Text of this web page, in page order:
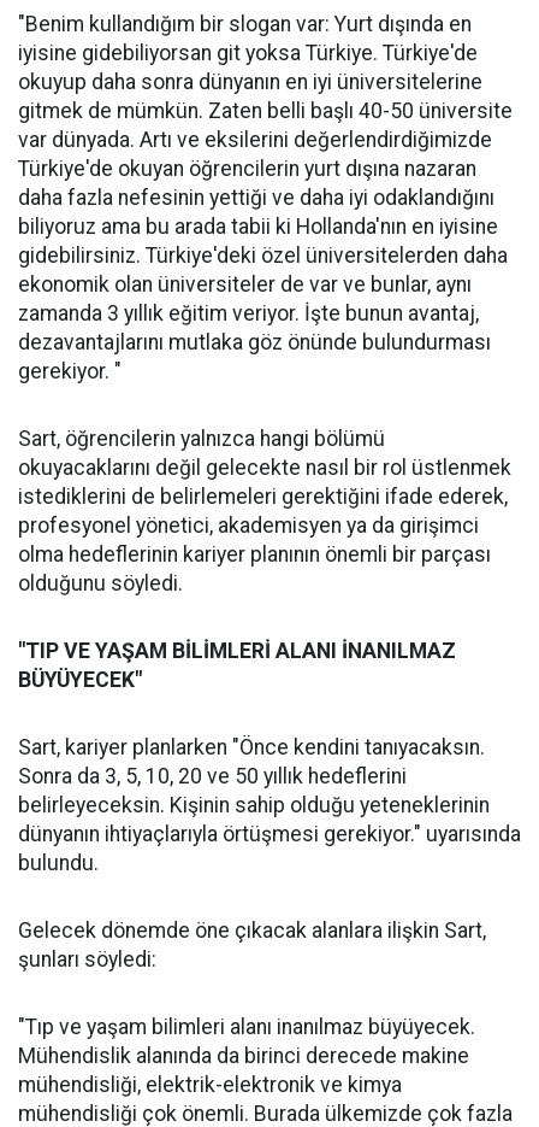
"Benim kullandığım bir slogan var: Yurt dışında en
iyisine gidebiliyorsan git yoksa Türkiye. Türkiye'de
okuyup daha sonra dünyanın en iyi üniversitelerine
gitmek de mümkün. Zaten belli başlı 40-50 üniversite
var dünyada. Artı ve eksilerini değerlendirdiğimizde
Türkiye'de okuyan öğrencilerin yurt dışına nazaran
daha fazla nefesinin yettiği ve daha iyi odaklandığını
biliyoruz ama bu arada tabii ki Hollanda'nın en iyisine
gidebilirsiniz. Türkiye'deki özel üniversitelerden daha
ekonomik olan üniversiteler de var ve bunlar, aynı
zamanda 3 yıllık eğitim veriyor. İşte bunun avantaj,
dezavantajlarını mutlaka göz önünde bulundurması
gerekiyor. "
Sart, öğrencilerin yalnızca hangi bölümü
okuyacaklarını değil gelecekte nasıl bir rol üstlenmek
istediklerini de belirlemeleri gerektiğini ifade ederek,
profesyonel yönetici, akademisyen ya da girişimci
olma hedeflerinin kariyer planının önemli bir parçası
olduğunu söyledi.
"TIP VE YAŞAM BİLİMLERİ ALANI İNANILMAZ
BÜYÜYECEK"
Sart, kariyer planlarken "Önce kendini tanıyacaksın.
Sonra da 3, 5, 10, 20 ve 50 yıllık hedeflerini
belirleyeceksin. Kişinin sahip olduğu yeteneklerinin
dünyanın ihtiyaçlarıyla örtüşmesi gerekiyor." uyarısında
bulundu.
Gelecek dönemde öne çıkacak alanlara ilişkin Sart,
şunları söyledi:
"Tıp ve yaşam bilimleri alanı inanılmaz büyüyecek.
Mühendislik alanında da birinci derecede makine
mühendisliği, elektrik-elektronik ve kimya
mühendisliği çok önemli. Burada ülkemizde çok fazla